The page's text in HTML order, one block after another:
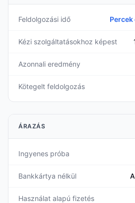
Feldolgozási idő
Kézi szolgáltatásokhoz képest
Azonnali eredmény
Kötegelt feldolgozás
ÁRAZÁS
Ingyenes próba
Bankkártya nélkül
Használat alapú fizetés